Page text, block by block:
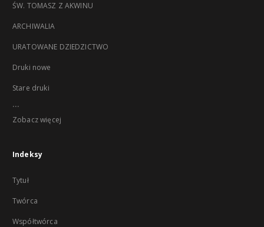
ŚW. TOMASZ Z AKWINU
ARCHIWALIA
URATOWANE DZIEDZICTWO
Druki nowe
Stare druki
...
Zobacz więcej
Indeksy
Tytuł
Twórca
Współtwórca